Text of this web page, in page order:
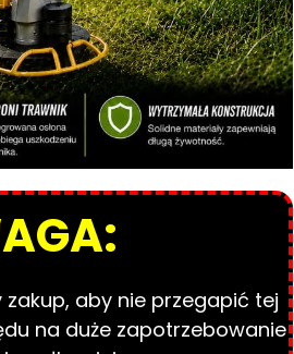
aby nie przegapić tej
na duże zapotrzebowanie